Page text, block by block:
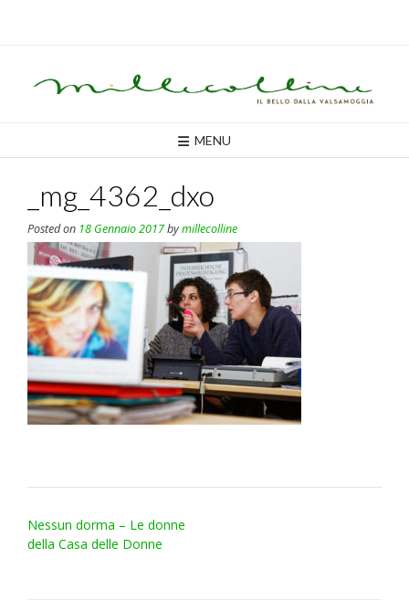
MENU
_mg_4362_dxo
Posted on 18 Gennaio 2017bymillecolline
Post
navigation
Nessun dorma – Le donne
della Casa delle Donne